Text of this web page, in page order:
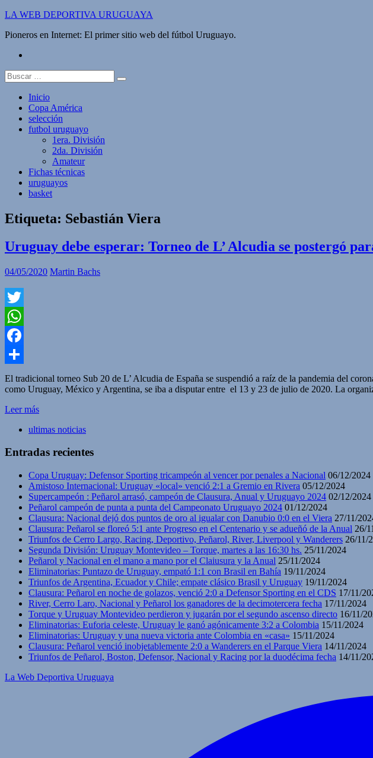
Saltar
contenido
LA WEB DEPORTIVA URUGUAYA
Pioneros en Internet: El primer sitio web del fútbol Uruguayo.
Buscar:
Inicio
Copa América
selección
futbol uruguayo
1era. División
2da. División
Amateur
Fichas técnicas
uruguayos
basket
Etiqueta: Sebastián Viera
Uruguay debe esperar: Torneo de L’ Alcudia se postergó
04/05/2020 Martin Bachs
Twitter
WhatsApp
Facebook
Compartir
El tradicional torneo Sub 20 de L’ Alcudia de España se suspendió a raíz de la pandemia del
como Uruguay, México y Argentina, se iba a disputar entre el 13 y 23 de julio de 2020. La
Leer más
ultimas noticias
Entradas recientes
Copa Uruguay: Defensor Sporting tricampeón al vencer por penales a Nacional 06/12/2024
Amistoso Internacional: Uruguay «local» venció 2:1 a Gremio en Rivera 05/12/2024
Supercampeón : Peñarol arrasó, campeón de Clausura, Anual y Uruguayo 2024 02/12/2024
Peñarol campeón de punta a punta del Campeonato Uruguayo 2024 01/12/2024
Clausura: Nacional dejó dos puntos de oro al igualar con Danubio 0:0 en el Viera 27/11/
Clausura: Peñarol se floreó 5:1 ante Progreso en el Centenario y se adueñó de la Anual 26/
Triunfos de Cerro Largo, Racing, Deportivo, Peñarol, River, Liverpool y Wanderers 26/11/
Segunda División: Uruguay Montevideo – Torque, martes a las 16:30 hs. 25/11/2024
Peñarol y Nacional en el mano a mano por el Claiusura y la Anual 25/11/2024
Eliminatorias: Puntazo de Uruguay, empató 1:1 con Brasil en Bahía 19/11/2024
Triunfos de Argentina, Ecuador y Chile; empate clásico Brasil y Uruguay 19/11/2024
Clausura: Peñarol en noche de golazos, venció 2:0 a Defensor Sporting en el CDS 17/11/
River, Cerro Laro, Nacional y Peñarol los ganadores de la decimotercera fecha 17/11/2024
Torque y Uruguay Montevideo perdieron y jugarán por el segundo ascenso directo 16/11/
Eliminatorias: Euforia celeste, Uruguay le ganó agónicamente 3:2 a Colombia 15/11/2024
Eliminatorias: Uruguay y una nueva victoria ante Colombia en «casa» 15/11/2024
Clausura: Peñarol venció inobjetablemente 2:0 a Wanderers en el Parque Viera 14/11/2024
Triunfos de Peñarol, Boston, Defensor, Nacional y Racing por la duodécima fecha 14/11/
La Web Deportiva Uruguaya